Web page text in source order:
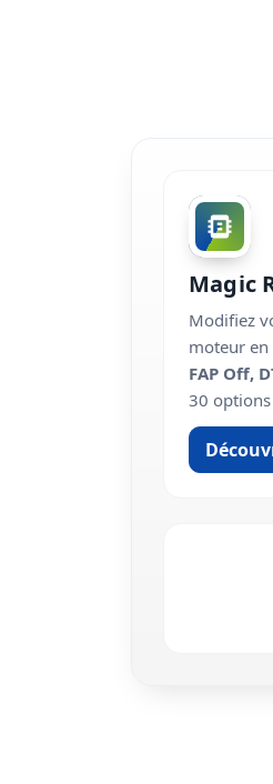
Magic
Modifiez
moteur
FAP Off,
30